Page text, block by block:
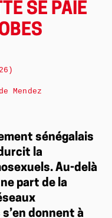
SE PAIE
sénégalais
la
Au-delà
part de la
donnent à
Mendez